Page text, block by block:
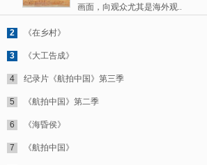
画面，向观众尤其是海外观..
2 《在乡村》
3 《大工告成》
4 纪录片《航拍中国》第三季
5 《航拍中国》第二季
6 《海昏侯》
7 《航拍中国》